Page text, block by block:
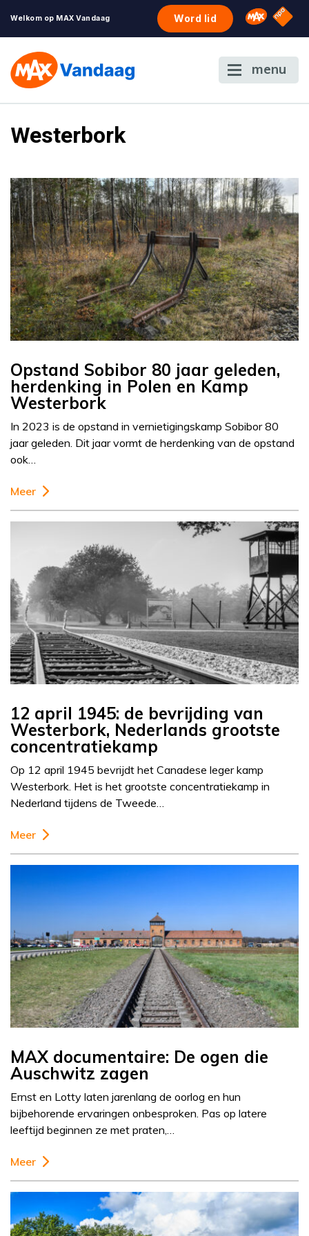
Welkom op MAX Vandaag Word lid Omroep
NPO
menu
Westerbork
Opstand Sobibor 80 jaar geleden,
herdenking in Polen en Kamp
Westerbork
In 2023 is de opstand in vernietigingskamp Sobibor 80
jaar geleden. Dit jaar vormt de herdenking van de opstand
ook…
Meer
12 april 1945: de bevrijding van
Westerbork, Nederlands grootste
concentratiekamp
Op 12 april 1945 bevrijdt het Canadese leger kamp
Westerbork. Het is het grootste concentratiekamp in
Nederland tijdens de Tweede…
Meer
MAX documentaire: De ogen die
Auschwitz zagen
Ernst en Lotty laten jarenlang de oorlog en hun
bijbehorende ervaringen onbesproken. Pas op latere
leeftijd beginnen ze met praten,…
Meer